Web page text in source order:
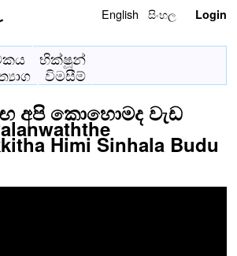
English සිංහල Login
භික්ෂූන්
විමසීම්
අපි කොහොමද වැඩ
Himi Sinhala Budu